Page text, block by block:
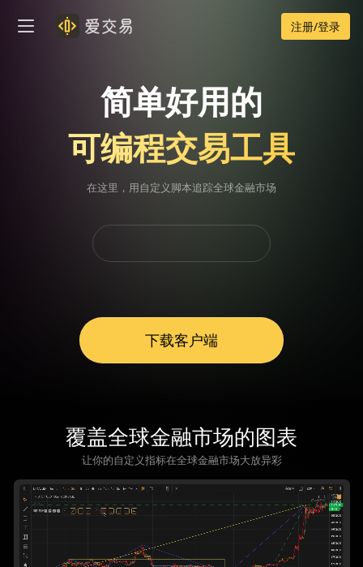
注册/登录
简单好用的
可编程交易工具
在这里，用自定义脚本追踪全球金融市场
下载客户端
覆盖全球金融市场的图表
让你的自定义指标在全球金融市场大放异彩